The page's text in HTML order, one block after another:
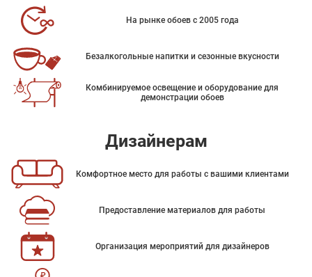
На рынке обоев с 2005 года
Безалкогольные напитки и сезонные вкусности
Комбинируемое освещение и оборудование для
демонстрации обоев
Дизайнерам
Комфортное место для работы с вашими клиентами
Предоставление материалов для работы
Организация мероприятий для дизайнеров